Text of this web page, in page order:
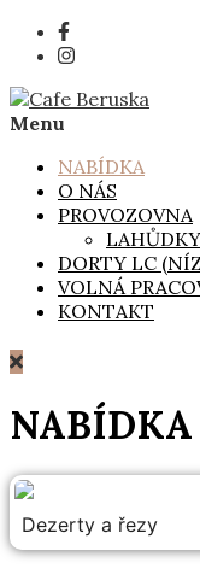
Skip
výrobků.
Menu
NABÍDKA
O NÁS
PROVOZOVNA
DORTY LC
VOLNÁ
KONTAKT
NABÍDKA
Dezerty a řezy